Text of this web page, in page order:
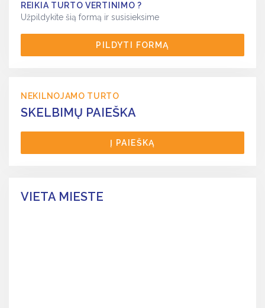
REIKIA TURTO VERTINIMO ?
Užpildykite šią formą ir susisieksime
PILDYTI FORMĄ
NEKILNOJAMO TURTO
SKELBIMŲ PAIEŠKA
Į PAIEŠKĄ
VIETA MIESTE